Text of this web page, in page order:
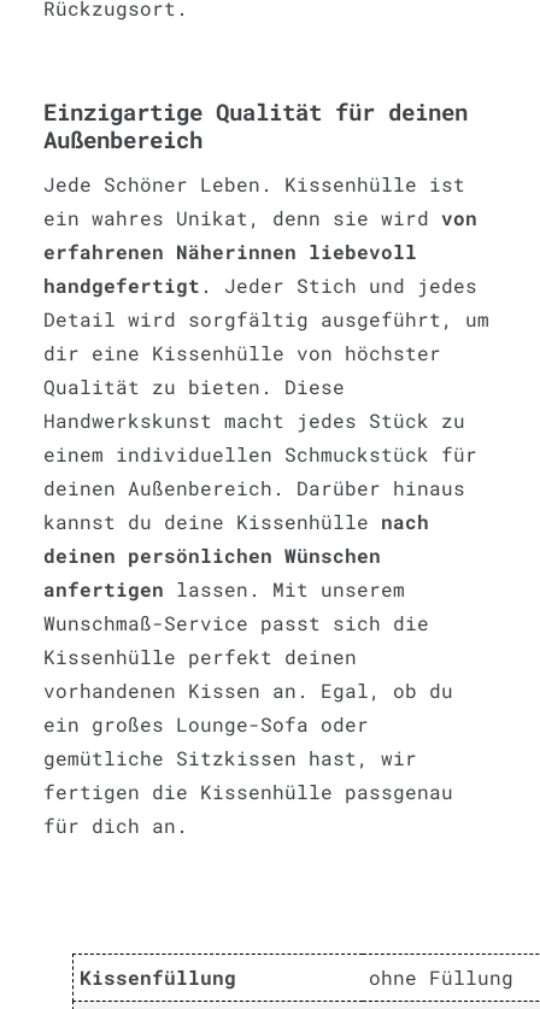
Rückzugsort.
Einzigartige Qualität für deinen
Außenbereich
Jede Schöner Leben. Kissenhülle ist
ein wahres Unikat, denn sie wird von
erfahrenen Näherinnen liebevoll
handgefertigt . Jeder Stich und jedes
Detail wird sorgfältig ausgeführt, um
dir eine Kissenhülle von höchster
Qualität zu bieten. Diese
Handwerkskunst macht jedes Stück zu
einem individuellen Schmuckstück für
deinen Außenbereich. Darüber hinaus
kannst du deine Kissenhülle nach
deinen persönlichen Wünschen
anfertigen lassen. Mit unserem
Wunschmaß-Service passt sich die
Kissenhülle perfekt deinen
vorhandenen Kissen an. Egal, ob du
ein großes Lounge-Sofa oder
gemütliche Sitzkissen hast, wir
fertigen die Kissenhülle passgenau
für dich an.
Kissenfüllung
ohne Füllung